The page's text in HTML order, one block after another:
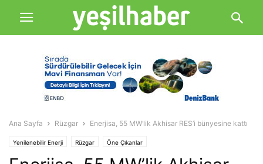
Ana Sayfa Rüzgar Enerjisa, 55 MW’lik Akhisar RES’i bünyesine kattı
Yenilenebilir Enerji Rüzgar Öne Çıkanlar